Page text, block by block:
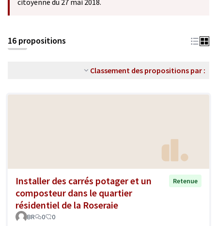
citoyenne du 27 mai 2018.
16 propositions
Classement des propositions par :
Installer des carrés potager et un
composteur dans le quartier
résidentiel de la Roseraie
Retenue
BR 0 0